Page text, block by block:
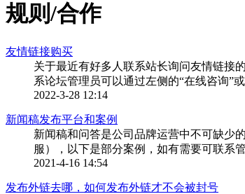
规则/合作
友情链接购买
关于最近有好多人联系站长询问友情链接
系论坛管理员可以通过左侧的“在线咨询”
2022-3-28 12:14
新闻稿发布平台和案例
新闻稿和问答是公司品牌运营中不可缺少
服），以下是部分案例，如有需要可联系
2021-4-16 14:54
发布外链去哪，如何发布外链才不会被封号